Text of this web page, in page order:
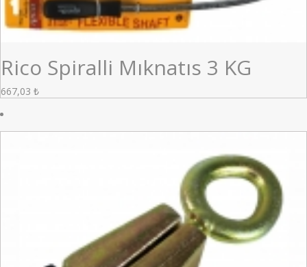
Rico Spiralli Mıknatıs 3 KG
667,03 ₺